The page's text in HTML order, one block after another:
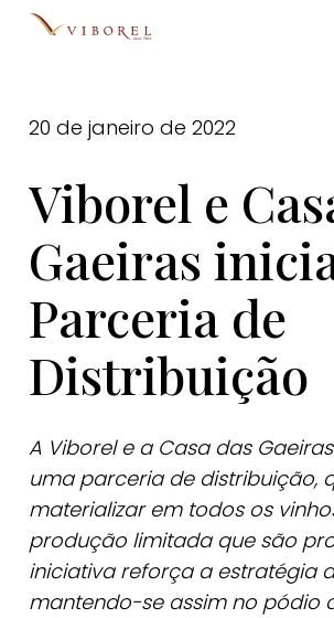
Skip
20 de janeiro de 2022
Viborel e
Gaeiras
Parceria de
Distribuição
A Viborel e a Casa das
uma parceria de distribuição,
materializar em todos os
produção limitada que são
iniciativa reforça a estratégia
mantendo-se assim no pódio